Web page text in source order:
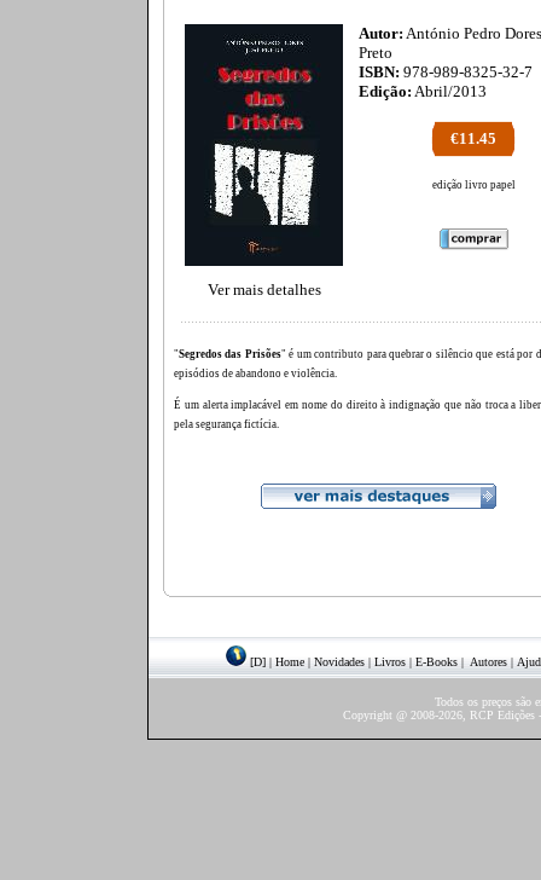
Ver mais detalhes
Autor: António Pedro
Preto
ISBN: 978-989-8325-32-7
Edição: Abril/2013
€11.45
edição livro papel
"Segredos das Prisões" é um contributo para quebrar o silêncio que está por
episódios de abandono e violência.
É um alerta implacável em nome do direito à indignação que não troca a
pela segurança fictícia.
[D] | Home | Novidades | Livros | E-Books | Autores |
Todos os preços são
Copyright @ 2008-2026, RCP Edições